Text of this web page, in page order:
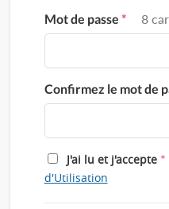
Mot de passe * 8
Confirmez le mot de
J'ai lu et j'accepte *
d'Utilisation